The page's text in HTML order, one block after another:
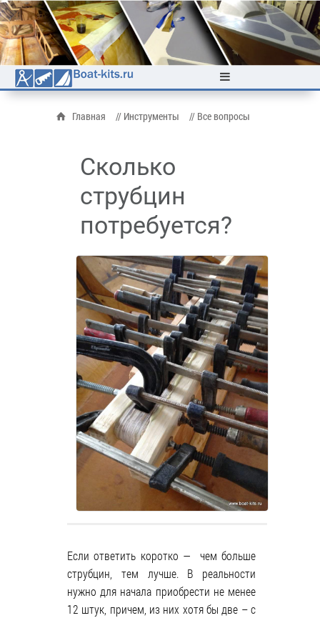
Главная // Инструменты // Все вопросы
Сколько
струбцин
потребуется?
Если ответить коротко — чем больше
струбцин, тем лучше. В реальности
нужно для начала приобрести не менее
12 штук, причем, из них хотя бы две – с